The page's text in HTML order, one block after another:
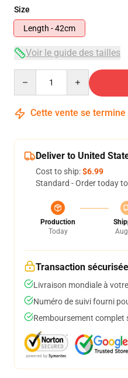
Size
Length - 42cm
Voir le guide des tailles
Cette vente se termine
Deliver to United
Cost to ship:$6.99
Standard - Order today
Production
Today
Transaction sécurisée
Livraison mondiale à
Numéro de suivi fourni
Remboursement complet